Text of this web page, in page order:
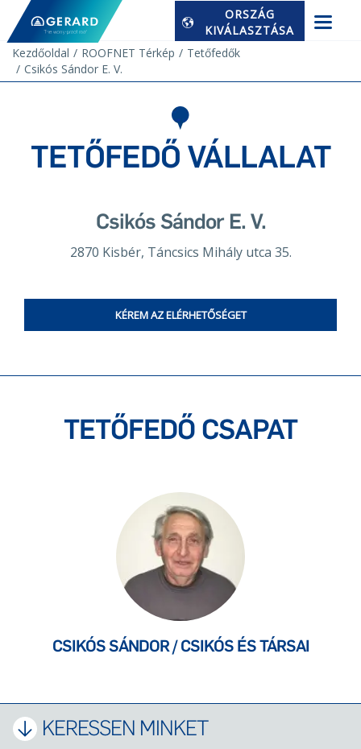
ORSZÁG
KIVÁLASZTÁSA
Kezdőoldal
ROOFNET Térkép
Tetőfedők
Csikós Sándor E. V.
TETŐFEDŐ VÁLLALAT
Csikós Sándor E. V.
2870 Kisbér, Táncsics Mihály utca 35.
KÉREM AZ ELÉRHETŐSÉGET
TETŐFEDŐ CSAPAT
CSIKÓS SÁNDOR / CSIKÓS ÉS TÁRSAI
KERESSEN MINKET